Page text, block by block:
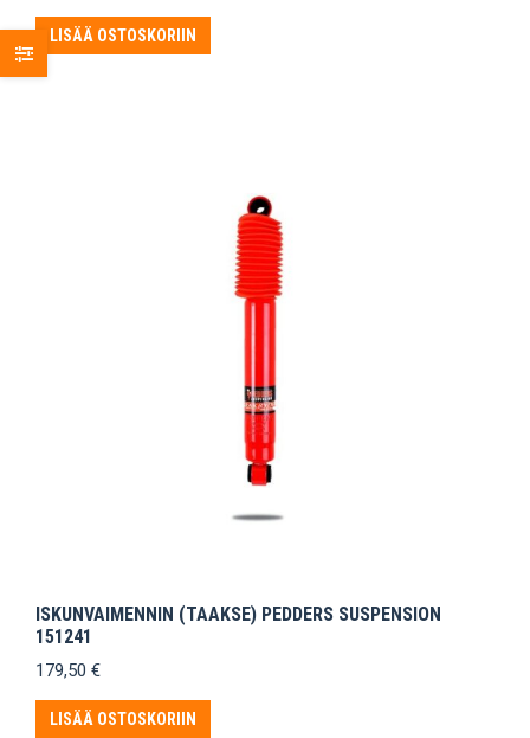
LISÄÄ OSTOSKORIIN
ISKUNVAIMENNIN (TAAKSE) PEDDERS SUSPENSION
151241
179,50 €
LISÄÄ OSTOSKORIIN